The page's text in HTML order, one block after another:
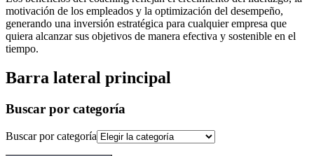
motivación de los empleados y la optimización del desempeño,
generando una inversión estratégica para cualquier empresa que
quiera alcanzar sus objetivos de manera efectiva y sostenible en el
tiempo.
Barra lateral principal
Buscar por categoría
Buscar por categoría